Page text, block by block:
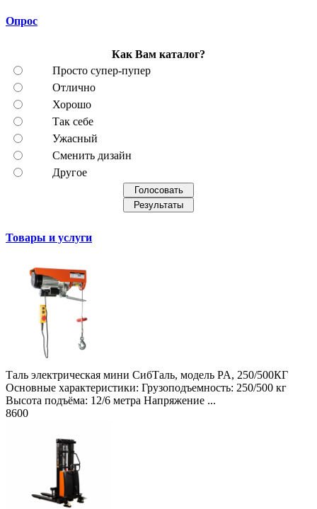
Опрос
Как Вам каталог?
Просто супер-пупер
Отлично
Хорошо
Так себе
Ужасный
Сменить дизайн
Другое
Товары и услуги
Таль электрическая мини СибТаль, модель PA, 250/500КГ
Основные характеристики: Грузоподъемность: 250/500 кг
Высота подъёма: 12/6 метра Напряжение ...
8600